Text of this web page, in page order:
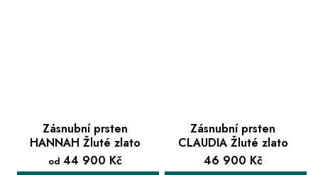
Zásnubní prsten
HANNAH Žluté zlato
od 44 900 Kč
Zásnubní prsten
CLAUDIA Žluté zlato
46 900 Kč